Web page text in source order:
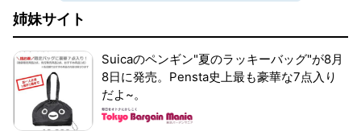
姉妹サイト
Suicaのペンギン"夏のラッキーバッグ"が8月
8日に発売。Pensta史上最も豪華な7点入り
だよ~。